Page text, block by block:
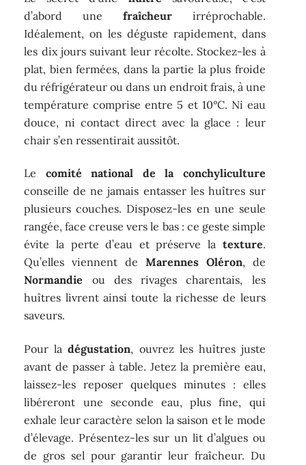
d’abord une fraîcheurirréprochable.
Idéalement, on les déguste rapidement, dans
les dix jours suivant leur récolte. Stockez-les à
plat, bien fermées, dans la partie la plus froide
du réfrigérateur ou dans un endroit frais, à une
température comprise entre 5 et 10°C. Ni eau
douce, ni contact direct avec la glace : leur
chair s’en ressentirait aussitôt.
Le comité national de la conchyliculture
conseille de ne jamais entasser les huîtres sur
plusieurs couches. Disposez-les en une seule
rangée, face creuse vers le bas : ce geste simple
évite la perte d’eau et préserve la texture.
Qu’elles viennent de Marennes Oléron, de
Normandie ou des rivages charentais, les
huîtres livrent ainsi toute la richesse de leurs
saveurs.
Pour ladégustation, ouvrez les huîtres juste
avant de passer à table. Jetez la première eau,
laissez-les reposer quelques minutes : elles
libéreront une seconde eau, plus fine, qui
exhale leur caractère selon la saison et le mode
d’élevage. Présentez-les sur un lit d’algues ou
de gros sel pour garantir leur fraîcheur. Du